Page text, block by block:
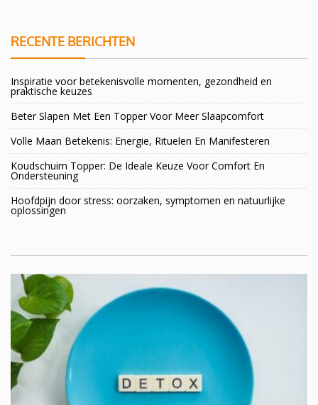
RECENTE BERICHTEN
Inspiratie voor betekenisvolle momenten, gezondheid en
praktische keuzes
Beter Slapen Met Een Topper Voor Meer Slaapcomfort
Volle Maan Betekenis: Energie, Rituelen En Manifesteren
Koudschuim Topper: De Ideale Keuze Voor Comfort En
Ondersteuning
Hoofdpijn door stress: oorzaken, symptomen en natuurlijke
oplossingen